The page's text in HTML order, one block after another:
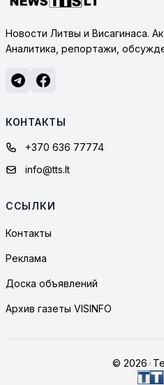
Новости Литвы и Висагинаса.
Аналитика, репортажи,
КОНТАКТЫ
+370 636 77774
info@tts.lt
ССЫЛКИ
Контакты
Реклама
Доска объявлений
Архив газеты VISINFO
© 2026•